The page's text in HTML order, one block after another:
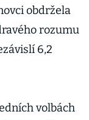
obdržela
rozumu
6,2
volbách